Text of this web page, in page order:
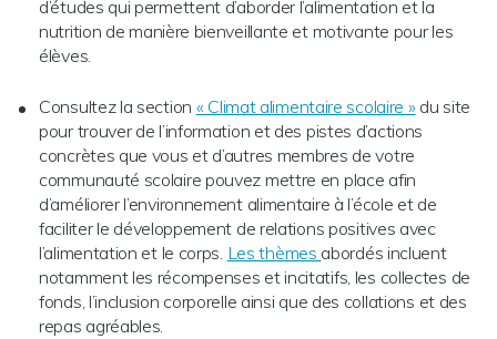
d’études qui permettent d’aborder l’alimentation et la
nutrition de manière bienveillante et motivante pour les
élèves.
Consultez la section « Climat alimentaire scolaire » du site
pour trouver de l’information et des pistes d’actions
concrètes que vous et d’autres membres de votre
communauté scolaire pouvez mettre en place afin
d’améliorer l’environnement alimentaire à l’école et de
faciliter le développement de relations positives avec
l’alimentation et le corps. Les thèmes abordés incluent
notamment les récompenses et incitatifs, les collectes de
fonds, l’inclusion corporelle ainsi que des collations et des
repas agréables.